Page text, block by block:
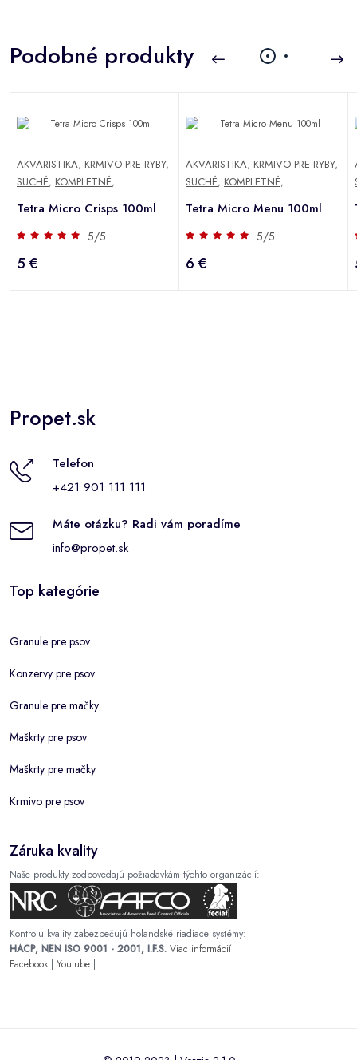
Podobné produkty
AKVARISTIKA, KRMIVO PRE RYBY,
SUCHÉ, KOMPLETNÉ,
Tetra Micro Crisps 100ml
5/5
5 €
AKVARISTIKA, KRMIVO PRE RYBY,
SUCHÉ, KOMPLETNÉ,
Tetra Micro Menu 100ml
5/5
6 €
Propet.sk
Telefon
+421 901 111 111
Máte otázku? Radi vám poradíme
info@propet.sk
Top kategórie
Granule pre psov
Konzervy pre psov
Granule pre mačky
Maškrty pre psov
Maškrty pre mačky
Krmivo pre psov
Záruka kvality
Naše produkty zodpovedajú požiadavkám týchto organizácií:
Kontrolu kvality zabezpečujú holandské riadiace systémy:
HACP, NEN ISO 9001 - 2001, I.F.S. Viac informácií
Facebook| Youtube |